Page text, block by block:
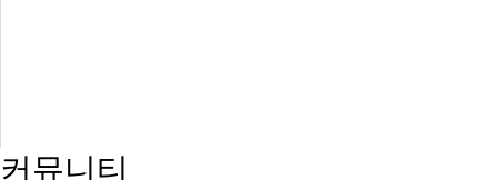
커뮤니티